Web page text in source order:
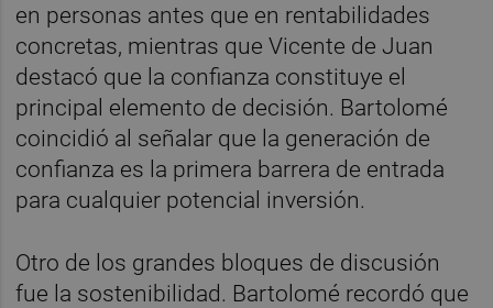
en personas antes que en rentabilidades
concretas, mientras que Vicente de Juan
destacó que la confianza constituye el
principal elemento de decisión. Bartolomé
coincidió al señalar que la generación de
confianza es la primera barrera de entrada
para cualquier potencial inversión.
Otro de los grandes bloques de discusión
fue la sostenibilidad. Bartolomé recordó que